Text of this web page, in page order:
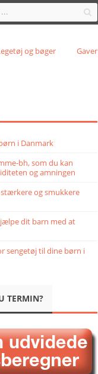
og bøger Gaver
i Danmark
bh, som du kan
og amningen
og smukkere
dit barn med at
sengetøj til dine børn i
TERMIN?